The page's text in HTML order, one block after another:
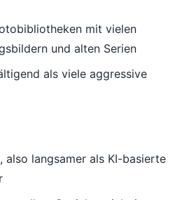
mit vielen
und alten Serien
als viele aggressive
also langsamer als KI-basierte